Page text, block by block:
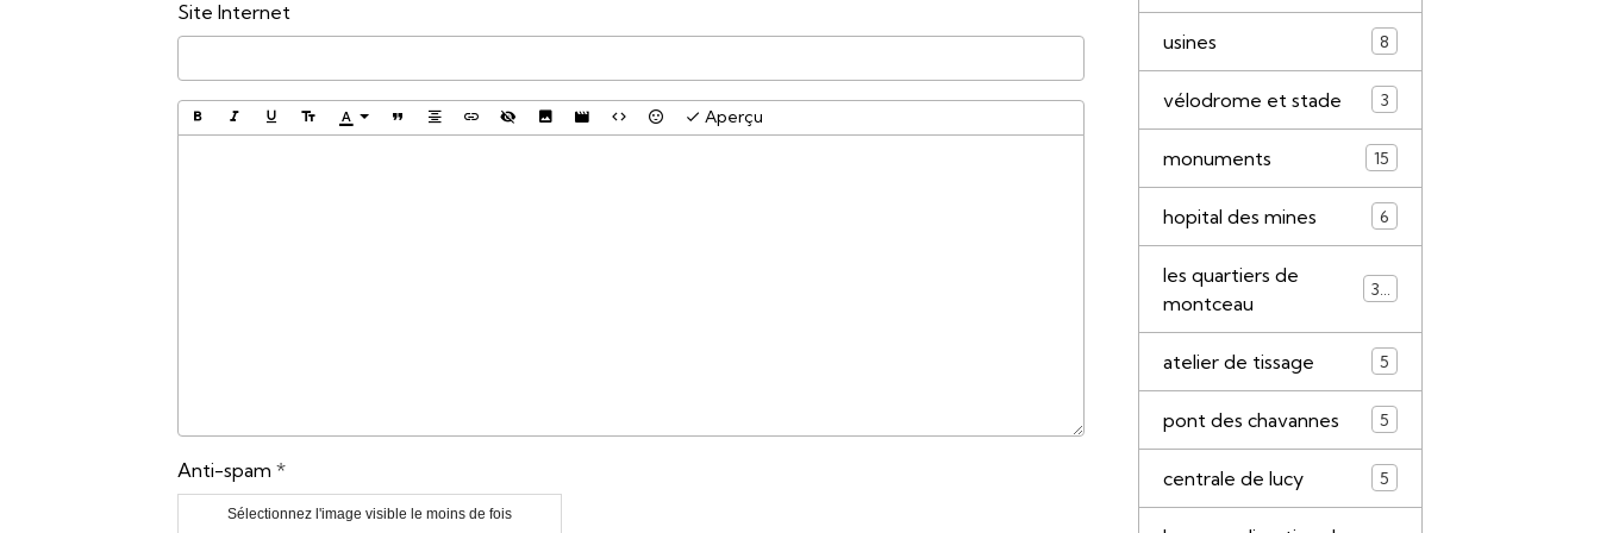
Site Internet
Aperçu
Anti-spam
Sélectionnez l'image visible le moins de fois
usines 8
vélodrome et stade 3
monuments 15
hopital des mines 6
les quartiers de
montceau
34
atelier de tissage 5
pont des chavannes 5
centrale de lucy 5